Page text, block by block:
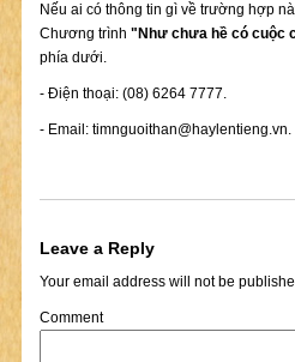
Nếu ai có thông tin gì về trường hợp
Chương trình "Như chưa hề có cuộc
phía dưới.
- Điện thoại: (08) 6264 7777.
- Email: timnguoithan@haylentieng.vn.
Leave a Reply
Your email address will not be
Comment